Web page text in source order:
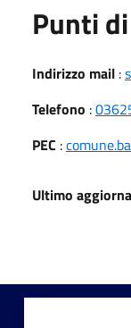
Punti
Indirizzo mail :
Telefono :
PEC :
Ultimo